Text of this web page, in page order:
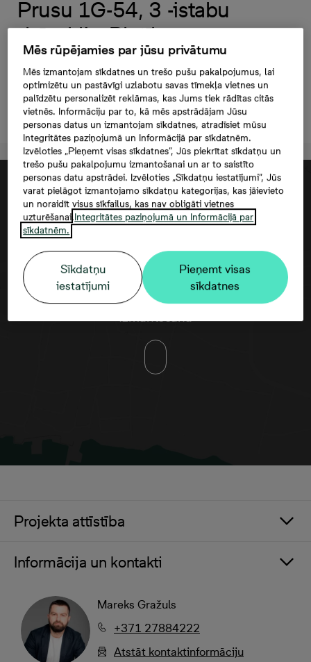
Prusu 1G-54, 3 -istabu
dzīvoklis, Platība
68,3 m²
Atstāt kontaktinformāciju
Google maps trešās puses datu
izmantošana
Projekta attīstība
Informācija un kontakti
Mareks Gražuls
+371 27884222
Atstāt kontaktinformāciju
Mēs rūpējamies par jūsu privātumu
Mēs izmantojam sīkdatnes un trešo pušu pakalpojumus, lai
optimizētu un pastāvīgi uzlabotu savas tīmekļa vietnes un
palīdzētu personalizēt reklāmas, kas Jums tiek rādītas citās
vietnēs. Informāciju par to, kā mēs apstrādājam Jūsu
personas datus un izmantojam sīkdatnes, atradīsiet mūsu
Integritātes paziņojumā un Informācijā par sīkdatnēm.
Izvēloties „Pieņemt visas sīkdatnes”, Jūs piekrītat sīkdatņu un
trešo pušu pakalpojumu izmantošanai un ar to saistīto
personas datu apstrādei. Izvēloties „Sīkdatņu iestatījumi”, Jūs
varat pielāgot izmantojamo sīkdatņu kategorijas, kas jāievieto
un noraidīt visus sīkfailus, kas nav obligāti vietnes
uzturēšanai.Integritātes paziņojumā un Informācijā par
sīkdatnēm.
Sīkdatņu
iestatījumi
Pieņemt visas
sīkdatnes